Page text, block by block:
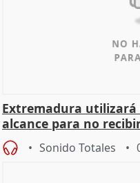
Extremadura utilizará
alcance para no
Sonido Totales